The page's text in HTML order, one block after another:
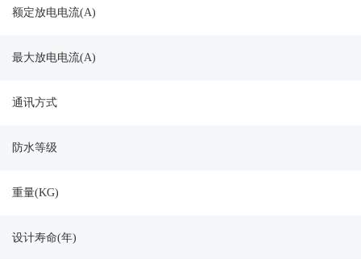
额定放电电流(A)
最大放电电流(A)
通讯方式
防水等级
重量(KG)
设计寿命(年)